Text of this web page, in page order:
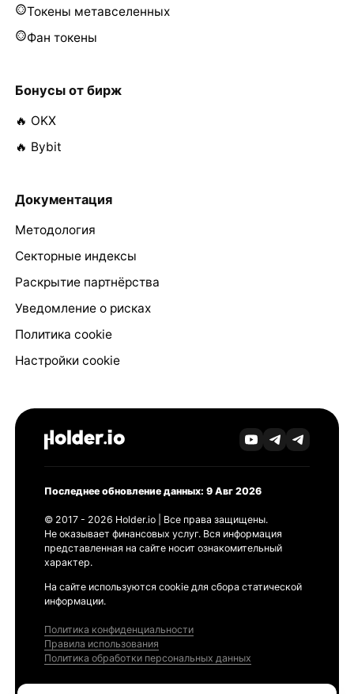
Токены метавселенных
Фан токены
Бонусы от бирж
🔥 OKX
🔥 Bybit
Документация
Методология
Секторные индексы
Раскрытие партнёрства
Уведомление о рисках
Политика cookie
Настройки cookie
Последнее обновление данных: 9 Авг 2026
© 2017 - 2026 Holder.io | Все права защищены.
Не оказывает финансовых услуг. Вся информация
представленная на сайте носит ознакомительный
характер.
На сайте используются cookie для сбора статической
информации.
Политика конфиденциальности
Правила использования
Политика обработки персональных данных